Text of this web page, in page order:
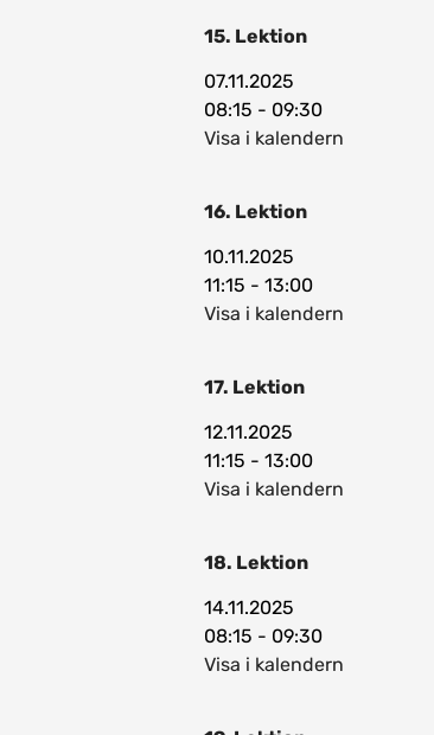
15. Lektion
07.11.2025
08:15 - 09:30
Visa i kalendern
16. Lektion
10.11.2025
11:15 - 13:00
Visa i kalendern
17. Lektion
12.11.2025
11:15 - 13:00
Visa i kalendern
18. Lektion
14.11.2025
08:15 - 09:30
Visa i kalendern